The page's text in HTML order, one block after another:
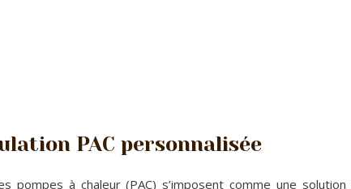
PAC personnalisée
pompes à chaleur (PAC) s’imposent comme une